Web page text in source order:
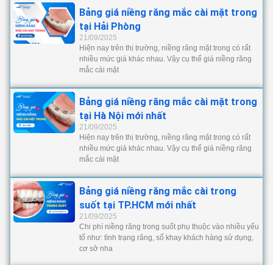
Bảng giá niềng răng mắc cài mặt trong
tại Hải Phòng
21/09/2025
Hiện nay trên thị trường, niềng răng mặt trong có rất
nhiều mức giá khác nhau. Vậy cụ thể giá niềng răng
mắc cài mặt
Bảng giá niềng răng mắc cài mặt trong
tại Hà Nội mới nhất
21/09/2025
Hiện nay trên thị trường, niềng răng mặt trong có rất
nhiều mức giá khác nhau. Vậy cụ thể giá niềng răng
mắc cài mặt
Bảng giá niềng răng mắc cài trong
suốt tại TP.HCM mới nhất
21/09/2025
Chi phí niềng răng trong suốt phụ thuộc vào nhiều yếu
tố như: tình trạng răng, số khay khách hàng sử dụng,
cơ sở nha